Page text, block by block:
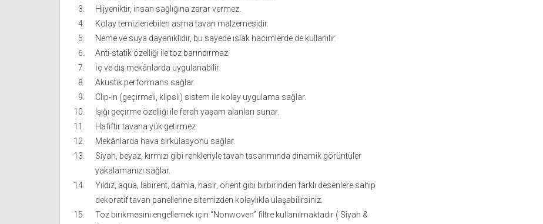
Hijyeniktir, insan sağlığına zarar vermez.
Kolay temizlenebilen asma tavan malzemesidir.
Neme ve suya dayanıklıdır, bu sayede ıslak hacimlerde de kullanılır.
Anti-statik özelliği ile toz barındırmaz.
İç ve dış mekânlarda uygulanabilir.
Akustik performans sağlar.
Clip-in (geçirmeli, klipsli) sistem ile kolay uygulama sağlar.
Işığı geçirme özelliği ile ferah yaşam alanları sunar.
Hafiftir tavana yük getirmez.
Mekânlarda hava sirkülasyonu sağlar.
Siyah, beyaz, kırmızı gibi renkleriyle tavan tasarımında dinamik görüntüler
yakalamanızı sağlar.
Yıldız, aqua, labirent, damla, hasır, orient gibi birbirinden farklı desenlere sahip
dekoratif tavan panellerine sitemizden kolaylıkla ulaşabilirsiniz.
Toz birikmesini engellemek için “Nonwoven” filtre kullanılmaktadır ( Siyah &